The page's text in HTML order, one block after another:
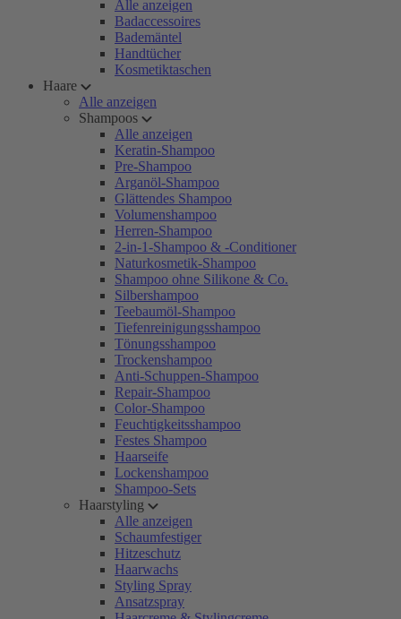
Alle anzeigen
Badaccessoires
Bademäntel
Handtücher
Kosmetiktaschen
Haare
Alle anzeigen
Shampoos
Alle anzeigen
Keratin-Shampoo
Pre-Shampoo
Arganöl-Shampoo
Glättendes Shampoo
Volumenshampoo
Herren-Shampoo
2-in-1-Shampoo & -Conditioner
Naturkosmetik-Shampoo
Shampoo ohne Silikone & Co.
Silbershampoo
Teebaumöl-Shampoo
Tiefenreinigungsshampoo
Tönungsshampoo
Trockenshampoo
Anti-Schuppen-Shampoo
Repair-Shampoo
Color-Shampoo
Feuchtigkeitsshampoo
Festes Shampoo
Haarseife
Lockenshampoo
Shampoo-Sets
Haarstyling
Alle anzeigen
Schaumfestiger
Hitzeschutz
Haarwachs
Styling Spray
Ansatzspray